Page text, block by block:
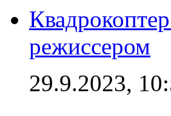
режиссером
29.9.2023,